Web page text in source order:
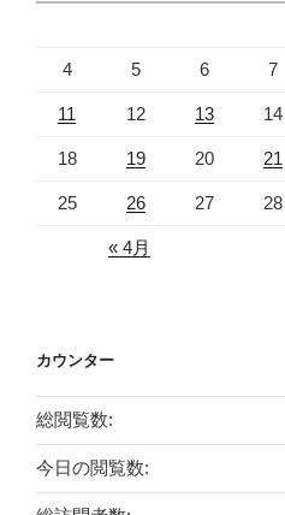
4 5 6 7
11 12 13 14
18 19 20 21
25 26 27 28
« 4月
カウンター
総閲覧数:
今日の閲覧数: